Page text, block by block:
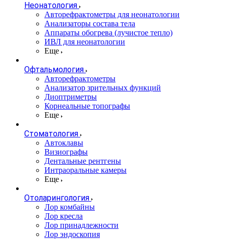
Неонатология
Авторефрактометры для неонатологии
Анализаторы состава тела
Аппараты обогрева (лучистое тепло)
ИВЛ для неонатологии
Еще
Офтальмология
Авторефрактометры
Анализатор зрительных функций
Диоптриметры
Корнеальные топографы
Еще
Стоматология
Автоклавы
Визиографы
Дентальные рентгены
Интраоральные камеры
Еще
Отоларингология
Лор комбайны
Лор кресла
Лор принадлежности
Лор эндоскопия